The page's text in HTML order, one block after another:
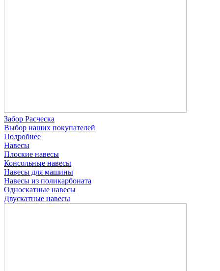
Забор Расческа
Выбор наших покупателей
Подробнее
Навесы
Плоские навесы
Консольные навесы
Навесы для машины
Навесы из поликарбоната
Односкатные навесы
Двускатные навесы